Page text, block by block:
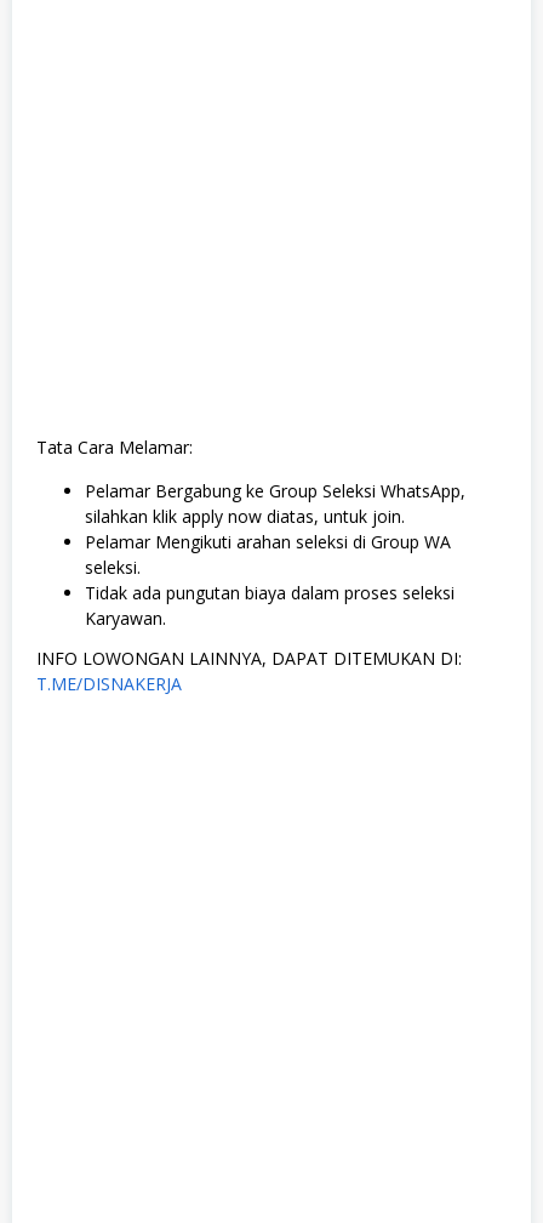
Tata Cara Melamar:
Pelamar Bergabung ke Group Seleksi WhatsApp,
silahkan klik apply now diatas, untuk join.
Pelamar Mengikuti arahan seleksi di Group WA
seleksi.
Tidak ada pungutan biaya dalam proses seleksi
Karyawan.
INFO LOWONGAN LAINNYA, DAPAT DITEMUKAN DI:
T.ME/DISNAKERJA